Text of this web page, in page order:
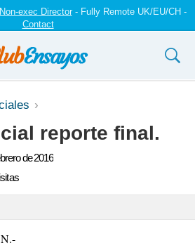
Non-exec Director- Fully Remote UK/EU/CH -
Contact
reporte final.
de 2016